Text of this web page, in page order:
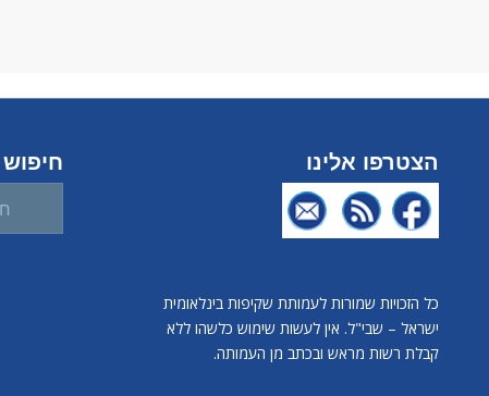
הצטרפו אלינו
כל הזכויות שמורות לעמותת שקיפות בינלאומית
ישראל – שבי"ל. אין לעשות שימוש כלשהו ללא
קבלת רשות מראש ובכתב מן העמותה.
חיפוש